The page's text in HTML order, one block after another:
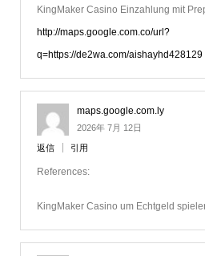
KingMaker Casino Einzahlung mit
http://maps.google.com.co/url?
q=https://de2wa.com/aishayhd428129
maps.google.com.ly
2026年 7月 12日
返信 引用
References:
KingMaker Casino um Echtgeld